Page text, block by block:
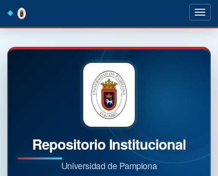
navigation
Repositorio Institucional
Universidad de Pamplona